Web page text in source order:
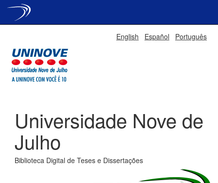
English Español Português
Universidade Nove de
Julho
Biblioteca Digital de Teses e Dissertações